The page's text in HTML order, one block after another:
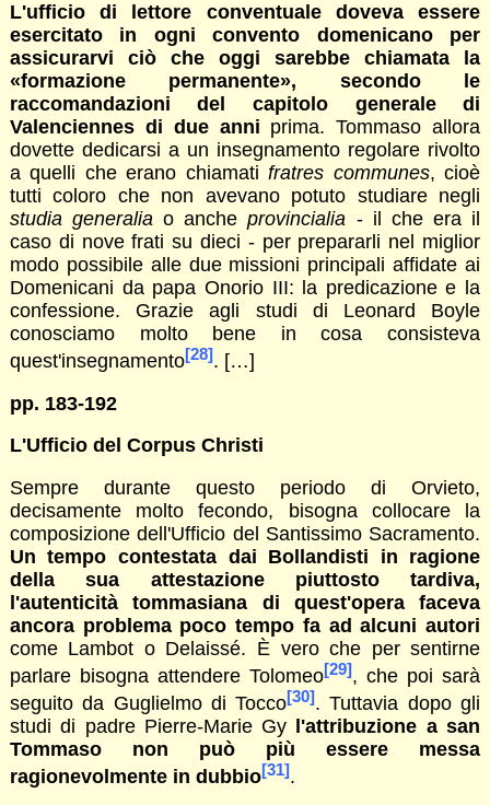
L'ufficio di lettore conventuale doveva essere
esercitato in ogni convento domenicano per
assicurarvi ciò che oggi sarebbe chiamata la
«formazione permanente», secondo le
raccomandazioni del capitolo generale di
Valenciennes di due anni prima. Tommaso allora
dovette dedicarsi a un insegnamento regolare rivolto
a quelli che erano chiamatifratres communes, cioè
tutti coloro che non avevano potuto studiare negli
studia generalia o ancheprovincialia - il che era il
caso di nove frati su dieci - per prepararli nel miglior
modo possibile alle due missioni principali affidate ai
Domenicani da papa Onorio III: la predicazione e la
confessione. Grazie agli studi di Leonard Boyle
conosciamo molto bene in cosa consisteva
quest'insegnamento[28]. […]
pp. 183-192
L'Ufficio del Corpus Christi
Sempre durante questo periodo di Orvieto,
decisamente molto fecondo, bisogna collocare la
composizione dell'Ufficio del Santissimo Sacramento.
Un tempo contestata dai Bollandisti in ragione
della sua attestazione piuttosto tardiva,
l'autenticità tommasiana di quest'opera faceva
ancora problema poco tempo fa ad alcuni autori
come Lambot o Delaissé. È vero che per sentirne
parlare bisogna attendere Tolomeo[29], che poi sarà
seguito da Guglielmo di Tocco[30]. Tuttavia dopo gli
studi di padre Pierre-Marie Gy l'attribuzione a san
Tommaso non può più essere messa
ragionevolmente in dubbio[31].